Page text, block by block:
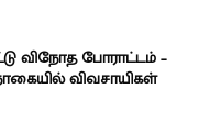
விநோத போராட்டம் –
விவசாயிகள்